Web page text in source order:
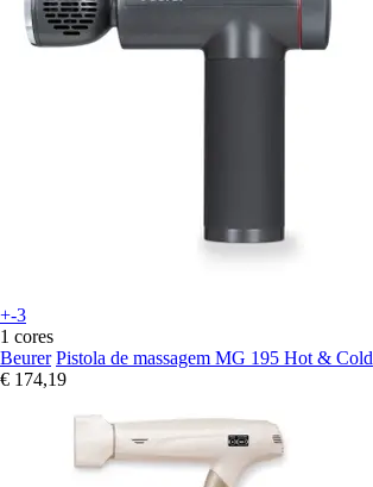
+-3
1 cores
Beurer Pistola de massagem MG 195 Hot & Cold
€ 174,19